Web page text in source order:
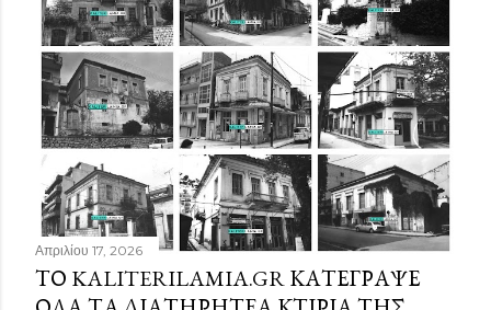
Απριλίου 17, 2026
ΤΟ KALITERILAMIA.GR ΚΑΤΈΓΡΑΨΕ